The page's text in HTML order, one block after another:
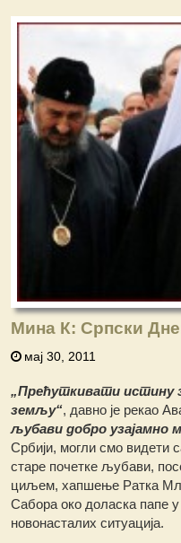
Мина К: Српски
мај 30, 2011
„Прећуткивати истину
земљу“, давно је рекао
љубави добро
Србији, могли смо видети
старе почетке љубави,
циљем, хапшење Ратка
Сабора око доласка папе у
новонасталих ситуација.